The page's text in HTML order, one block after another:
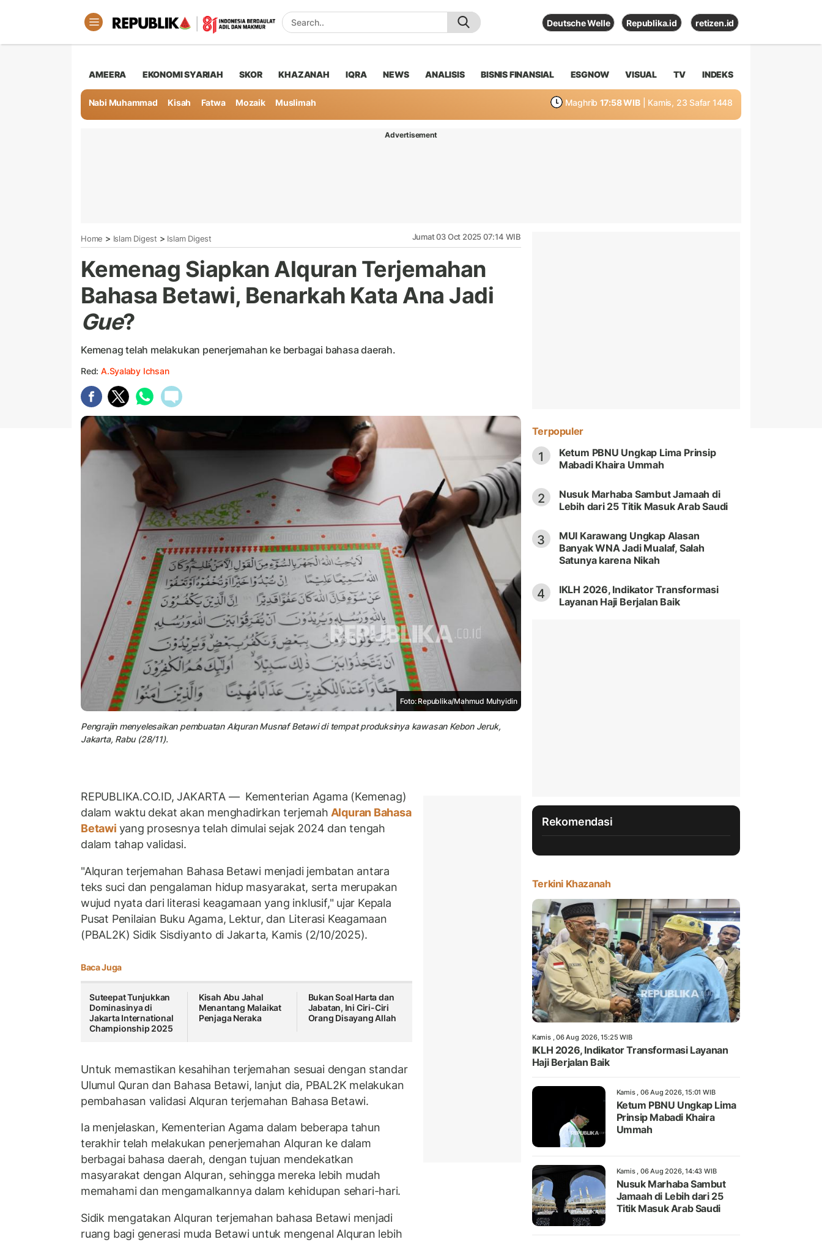
Deutsche Welle Republika.id retizen.id
AMEERA EKONOMI SYARIAH SKOR KHAZANAH IQRA NEWS ANALISIS BISNIS FINANSIAL ESGNOW VISUAL TV INDEKS
Nabi Muhammad Kisah Fatwa Mozaik Muslimah Maghrib 17:58 WIB | Kamis, 23 Safar 1448
Advertisement
Home > Islam Digest > Islam Digest Jumat 03 Oct 2025 07:14 WIB
Kemenag Siapkan Alquran Terjemahan
Bahasa Betawi, Benarkah Kata Ana Jadi
Gue?
Kemenag telah melakukan penerjemahan ke berbagai bahasa daerah.
Red: A.Syalaby Ichsan
Foto: Republika/Mahmud Muhyidin
Pengrajin menyelesaikan pembuatan Alquran Musnaf Betawi di tempat produksinya kawasan Kebon Jeruk,
Jakarta, Rabu (28/11).
REPUBLIKA.CO.ID, JAKARTA — Kementerian Agama (Kemenag)
dalam waktu dekat akan menghadirkan terjemah Alquran Bahasa
Betawi yang prosesnya telah dimulai sejak 2024 dan tengah
dalam tahap validasi.
"Alquran terjemahan Bahasa Betawi menjadi jembatan antara
teks suci dan pengalaman hidup masyarakat, serta merupakan
wujud nyata dari literasi keagamaan yang inklusif," ujar Kepala
Pusat Penilaian Buku Agama, Lektur, dan Literasi Keagamaan
(PBAL2K) Sidik Sisdiyanto di Jakarta, Kamis (2/10/2025).
Baca Juga
Suteepat Tunjukkan
Dominasinya di
Jakarta International
Championship 2025
Kisah Abu Jahal
Menantang Malaikat
Penjaga Neraka
Bukan Soal Harta dan
Jabatan, Ini Ciri-Ciri
Orang Disayang Allah
Untuk memastikan kesahihan terjemahan sesuai dengan standar
Ulumul Quran dan Bahasa Betawi, lanjut dia, PBAL2K melakukan
pembahasan validasi Alquran terjemahan Bahasa Betawi.
Ia menjelaskan, Kementerian Agama dalam beberapa tahun
terakhir telah melakukan penerjemahan Alquran ke dalam
berbagai bahasa daerah, dengan tujuan mendekatkan
masyarakat dengan Alquran, sehingga mereka lebih mudah
memahami dan mengamalkannya dalam kehidupan sehari-hari.
Sidik mengatakan Alquran terjemahan bahasa Betawi menjadi
ruang bagi generasi muda Betawi untuk mengenal Alquran lebih
Terpopuler
1
Ketum PBNU Ungkap Lima Prinsip
Mabadi Khaira Ummah
2
Nusuk Marhaba Sambut Jamaah di
Lebih dari 25 Titik Masuk Arab Saudi
3
MUI Karawang Ungkap Alasan
Banyak WNA Jadi Mualaf, Salah
Satunya karena Nikah
4
IKLH 2026, Indikator Transformasi
Layanan Haji Berjalan Baik
Rekomendasi
Terkini Khazanah
Kamis , 06 Aug 2026, 15:25 WIB
IKLH 2026, Indikator Transformasi Layanan
Haji Berjalan Baik
Kamis , 06 Aug 2026, 15:01 WIB
Ketum PBNU Ungkap Lima
Prinsip Mabadi Khaira
Ummah
Kamis , 06 Aug 2026, 14:43 WIB
Nusuk Marhaba Sambut
Jamaah di Lebih dari 25
Titik Masuk Arab Saudi